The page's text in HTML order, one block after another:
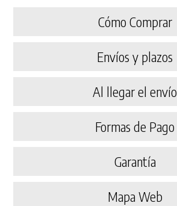
Cómo Comprar
Envíos y plazos
Al llegar el envío
Formas de Pago
Garantía
Mapa Web